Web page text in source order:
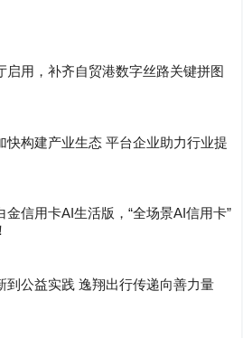
启用，补齐自贸港数字丝路关键拼图
快构建产业生态 平台企业助力行业提
金信用卡AI生活版，“全场景AI信用卡”
到公益实践 逸翔出行传递向善力量